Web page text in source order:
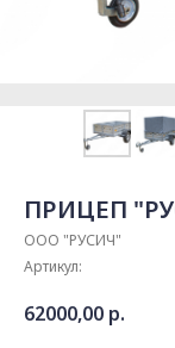
ПРИЦЕП
ООО "РУСИЧ"
Артикул:
62000,00 р.